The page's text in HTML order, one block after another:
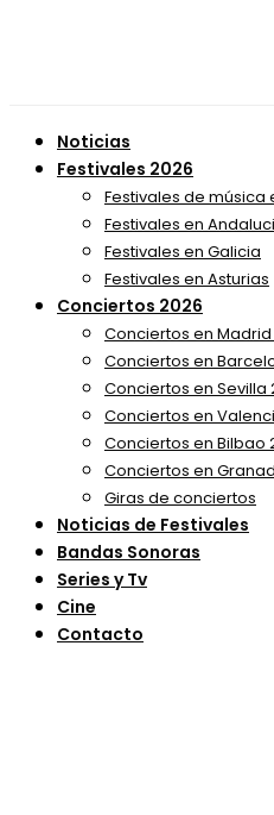
Noticias
Festivales 2026
Festivales de música
Festivales en
Festivales en Galicia
Festivales en Asturias
Conciertos 2026
Conciertos en Madrid
Conciertos en
Conciertos en Sevilla
Conciertos en
Conciertos en Bilbao
Conciertos en
Giras de conciertos
Noticias de Festivales
Bandas Sonoras
Series y Tv
Cine
Contacto